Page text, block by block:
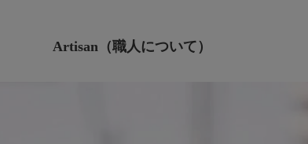
Artisan（職人について）